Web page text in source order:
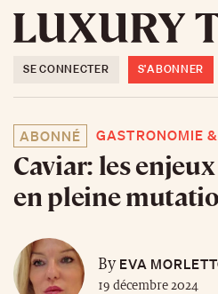
SE CONNECTER S'ABONNER
ABONNÉ GASTRONOMIE
Caviar: les
en pleine
ByEVA
19 décembre 2024